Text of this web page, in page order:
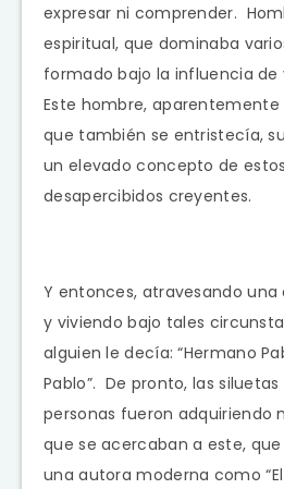
expresar ni comprender.
espiritual, que dominaba
formado bajo la influencia de
Este hombre, aparentemente
que también se entristecía,
un elevado concepto de
desapercibidos creyentes.
Y entonces, atravesando una
y viviendo bajo tales
alguien le decía: “Hermano
Pablo”. De pronto, las
personas fueron adquiriendo
que se acercaban a este,
una autora moderna como